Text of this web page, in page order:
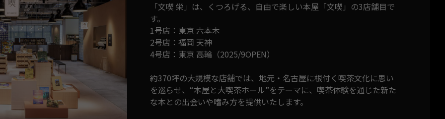
「文喫 栄」は、くつろげる、自由で楽しい本屋「文喫」の3店舗目で
す。
1号店：東京 六本木
2号店：福岡 天神
4号店：東京 高輪（2025/9OPEN）
約370坪の大規模な店舗では、地元・名古屋に根付く喫茶文化に思い
を巡らせ、“本屋と大喫茶ホール”をテーマに、喫茶体験を通じた新た
な本との出会いや嗜み方を提供いたします。